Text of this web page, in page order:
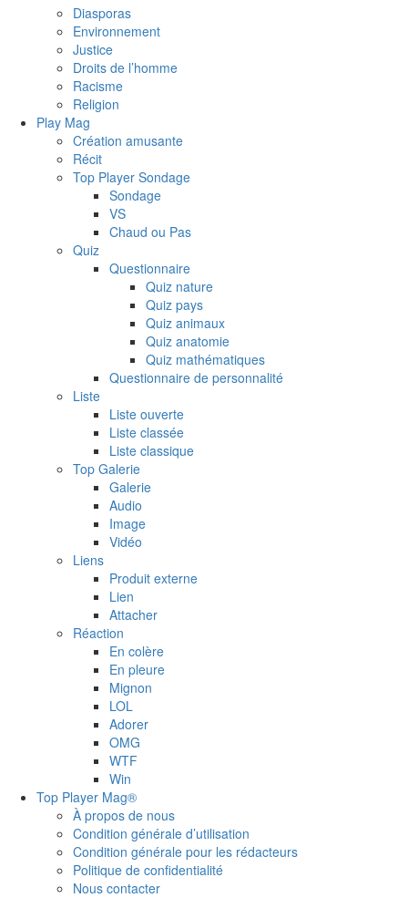
Diasporas
Environnement
Justice
Droits de l’homme
Racisme
Religion
Play Mag
Création amusante
Récit
Top Player Sondage
Sondage
VS
Chaud ou Pas
Quiz
Questionnaire
Quiz nature
Quiz pays
Quiz animaux
Quiz anatomie
Quiz mathématiques
Questionnaire de personnalité
Liste
Liste ouverte
Liste classée
Liste classique
Top Galerie
Galerie
Audio
Image
Vidéo
Liens
Produit externe
Lien
Attacher
Réaction
En colère
En pleure
Mignon
LOL
Adorer
OMG
WTF
Win
Top Player Mag®
À propos de nous
Condition générale d’utilisation
Condition générale pour les rédacteurs
Politique de confidentialité
Nous contacter